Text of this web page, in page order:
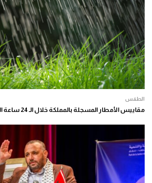
الطقس
مقاييس الأمطار المسجلة بالمملكة خلال الـ 24 ساعة الماضية